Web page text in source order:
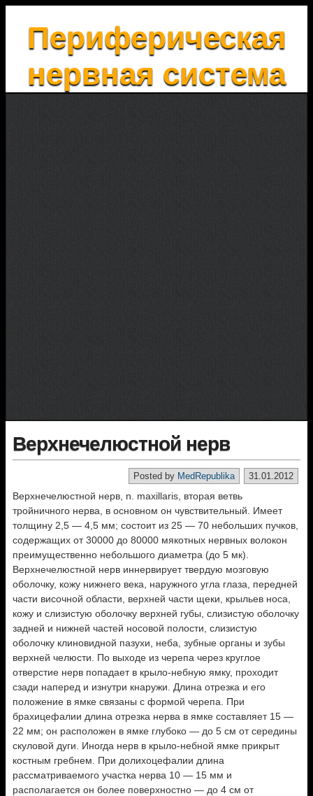
Периферическая
нервная система
Верхнечелюстной нерв
31.01.2012
Posted by MedRepublika
Верхнечелюстной нерв, n. maxillaris, вторая ветвь
тройничного нерва, в основном он чувствительный. Имеет
толщину 2,5 — 4,5 мм; состоит из 25 — 70 небольших пучков,
содержащих от 30000 до 80000 мякотных нервных волокон
преимущественно небольшого диаметра (до 5 мк).
Верхнечелюстной нерв иннервирует твердую мозговую
оболочку, кожу нижнего века, наружного угла глаза, передней
части височной области, верхней части щеки, крыльев носа,
кожу и слизистую оболочку верхней губы, слизистую оболочку
задней и нижней частей носовой полости, слизистую
оболочку клиновидной пазухи, неба, зубные органы и зубы
верхней челюсти. По выходе из черепа через круглое
отверстие нерв попадает в крыло-небную ямку, проходит
сзади наперед и изнутри кнаружи. Длина отрезка и его
положение в ямке связаны с формой черепа. При
брахицефалии длина отрезка нерва в ямке составляет 15 —
22 мм; он расположен в ямке глубоко — до 5 см от середины
скуловой дуги. Иногда нерв в крыло-небной ямке прикрыт
костным гребнем. При долихоцефалии длина
рассматриваемого участка нерва 10 — 15 мм и
располагается он более поверхностно — до 4 см от